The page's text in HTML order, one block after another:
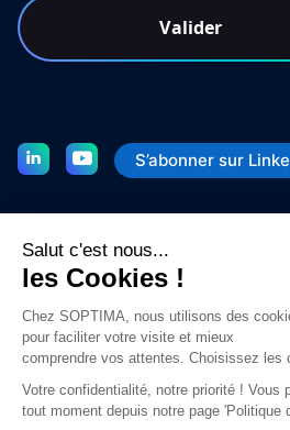
  S’abonner sur
Modifier mes préférences cookies
Conditions Générales Mentions